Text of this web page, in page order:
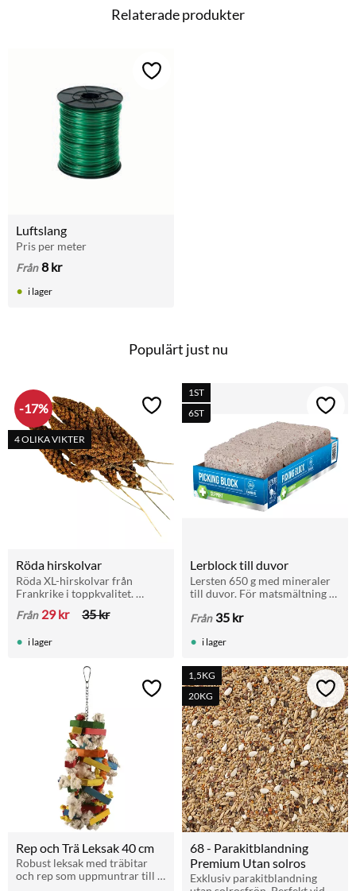
o
o
Relaterade produkter
Luftslang
Pris per meter
Från 8kr
Lägg till i favoriter
i lager
Populärt just nu
Röda hirskolvar
Röda XL-hirskolvar från
Frankrike i toppkvalitet.
Utmärkt vid häckning och
Från 29kr 35kr
17%
4 OLIKA VIKTER
Lägg till i favoriter
i lager
Lerblock till duvor
Lersten 650 g med mineraler
till duvor. För matsmältning
rasduvor och andra fåglar.
Från 35 kr
1ST
6ST
Lägg
i lager
Rep och Trä Leksak 40 cm
Robust leksak med träbitar
och rep som uppmuntrar till
Lägg till i favoriter
68 - Parakitblandning
Premium Utan solros
Exklusiv parakitblandning
1,5KG
20KG
Lägg